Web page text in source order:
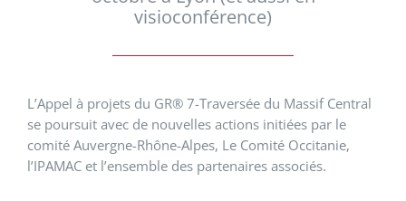
visioconférence)
L’Appel à projets du GR® 7-Traversée du Massif Central
se poursuit avec de nouvelles actions initiées par le
comité Auvergne-Rhône-Alpes, Le Comité Occitanie,
l’IPAMAC et l’ensemble des partenaires associés.